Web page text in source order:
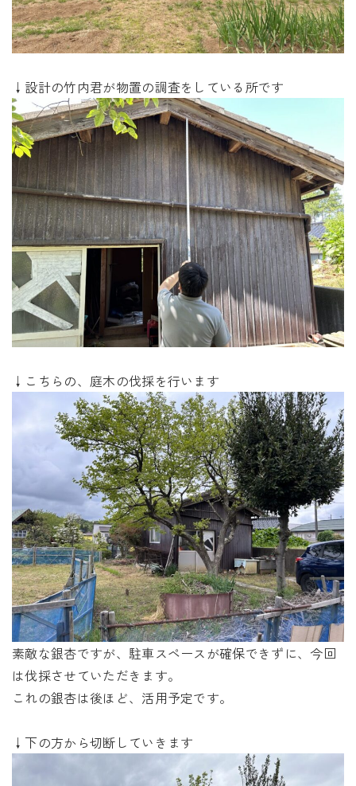
↓設計の竹内君が物置の調査をしている所です
↓こちらの、庭木の伐採を行います
素敵な銀杏ですが、駐車スペースが確保できずに、今回
は伐採させていただきます。
これの銀杏は後ほど、活用予定です。
↓下の方から切断していきます